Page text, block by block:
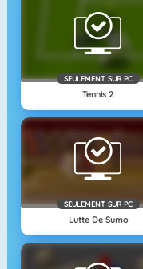
SEULEMENT SUR PC
Tennis 2
SEULEMENT SUR PC
Lutte De Sumo